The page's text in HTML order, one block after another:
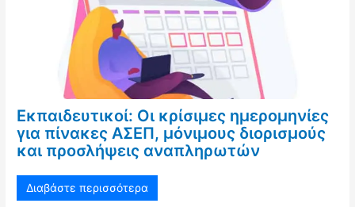
Εκπαιδευτικοί: Οι κρίσιμες ημερομηνίες
για πίνακες ΑΣΕΠ, μόνιμους διορισμούς
και προσλήψεις αναπληρωτών
Διαβάστε περισσότερα